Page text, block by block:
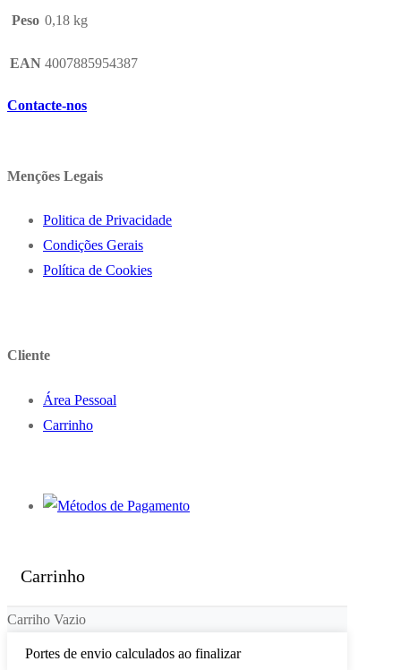
Peso 0,18 kg
EAN 4007885954387
Contacte-nos
Menções Legais
Politica de Privacidade
Condições Gerais
Política de Cookies
Cliente
Área Pessoal
Carrinho
Carrinho
Carriho Vazio
Portes de envio calculados ao finalizar